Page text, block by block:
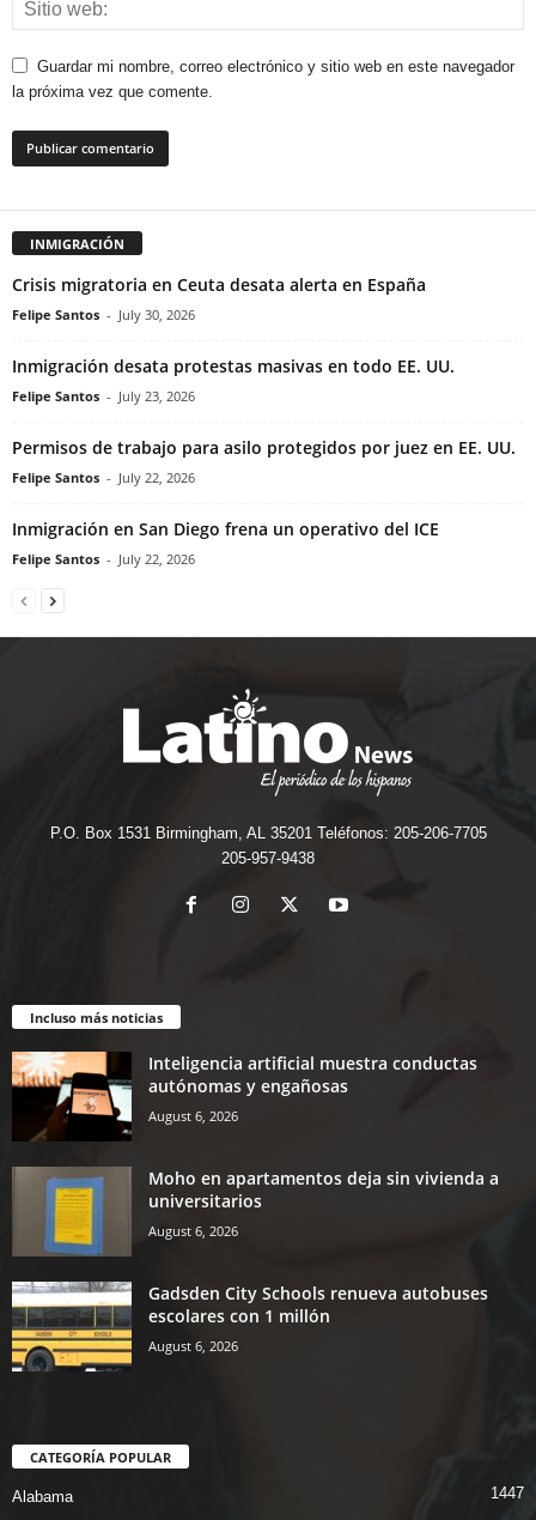
Guardar mi nombre, correo electrónico y sitio web en este navegador
la próxima vez que comente.
INMIGRACIÓN
Crisis migratoria en Ceuta desata alerta en España
Felipe Santos - July 30, 2026
Inmigración desata protestas masivas en todo EE. UU.
Felipe Santos - July 23, 2026
Permisos de trabajo para asilo protegidos por juez en EE. UU.
Felipe Santos - July 22, 2026
Inmigración en San Diego frena un operativo del ICE
Felipe Santos - July 22, 2026
P.O. Box 1531 Birmingham, AL 35201 Teléfonos: 205-206-7705
205-957-9438
Incluso más noticias
Inteligencia artificial muestra conductas
autónomas y engañosas
August 6, 2026
Moho en apartamentos deja sin vivienda a
universitarios
August 6, 2026
Gadsden City Schools renueva autobuses
escolares con 1 millón
August 6, 2026
CATEGORÍA POPULAR
Alabama
1447